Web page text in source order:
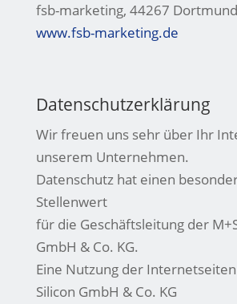
fsb-marketing, 44267 Dortmund
www.fsb-marketing.de
Datenschutzerklärung
Wir freuen uns sehr über Ihr
unserem Unternehmen.
Datenschutz hat einen
Stellenwert
für die Geschäftsleitung der
GmbH & Co. KG.
Eine Nutzung der
Silicon GmbH & Co. KG